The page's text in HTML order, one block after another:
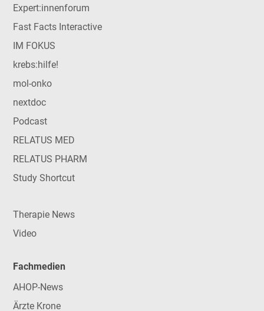
Expert:innenforum
Fast Facts Interactive
IM FOKUS
krebs:hilfe!
mol-onko
nextdoc
Podcast
RELATUS MED
RELATUS PHARM
Study Shortcut
Therapie News
Video
Fachmedien
AHOP-News
Ärzte Krone